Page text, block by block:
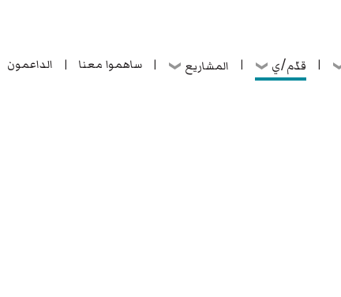
| قدّم/ي | المشاريع | ساهموا معنا | الداعمون